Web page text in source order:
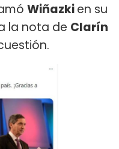
Wiñazkien su
la nota de Clarín